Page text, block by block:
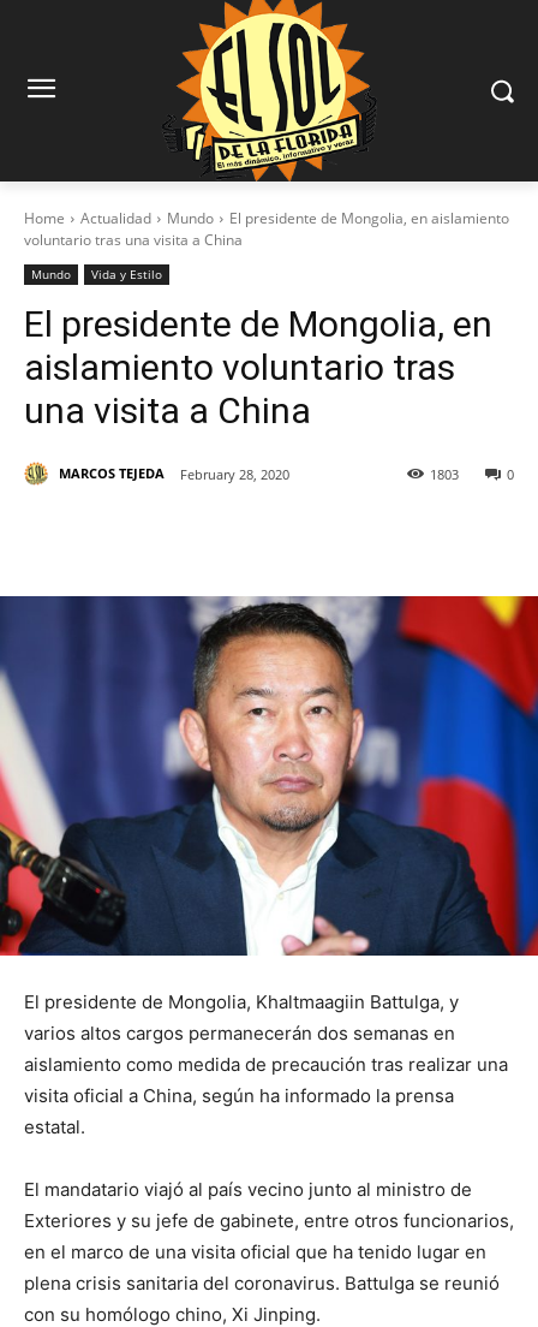
Home Actualidad Mundo
El presidente de Mongolia, en aislamiento
voluntario tras una visita a China
Mundo Vida y Estilo
El presidente de Mongolia, en
aislamiento voluntario tras
una visita a China
MARCOS TEJEDA February 28, 2020 0
1803
El presidente de Mongolia, Khaltmaagiin Battulga, y
varios altos cargos permanecerán dos semanas en
aislamiento como medida de precaución tras realizar una
visita oficial a China, según ha informado la prensa
estatal.
El mandatario viajó al país vecino junto al ministro de
Exteriores y su jefe de gabinete, entre otros funcionarios,
en el marco de una visita oficial que ha tenido lugar en
plena crisis sanitaria del coronavirus. Battulga se reunió
con su homólogo chino, Xi Jinping.